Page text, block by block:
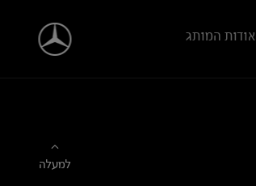
אודות המותג
למעלה